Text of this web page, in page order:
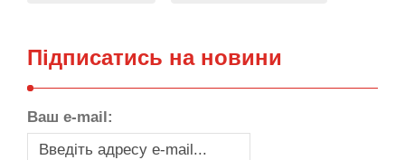
Підписатись на новини
Ваш e-mail: